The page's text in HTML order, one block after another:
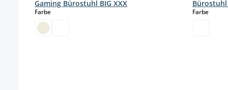
Gaming Bürostuhl BIG XXX
Farbeauswählen
Bürostuhl
Farbe